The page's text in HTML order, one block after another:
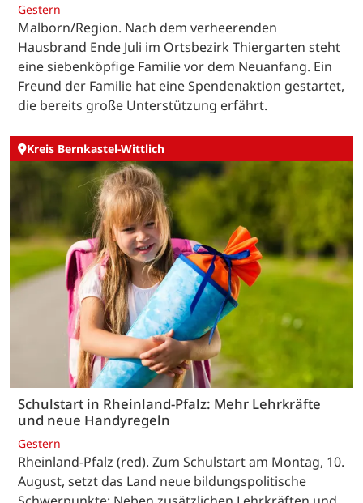
Gestern
Malborn/Region. Nach dem verheerenden
Hausbrand Ende Juli im Ortsbezirk Thiergarten steht
eine siebenköpfige Familie vor dem Neuanfang. Ein
Freund der Familie hat eine Spendenaktion gestartet,
die bereits große Unterstützung erfährt.
Kreis Bernkastel-Wittlich
Schulstart in Rheinland-Pfalz: Mehr Lehrkräfte
und neue Handyregeln
Gestern
Rheinland-Pfalz (red). Zum Schulstart am Montag, 10.
August, setzt das Land neue bildungspolitische